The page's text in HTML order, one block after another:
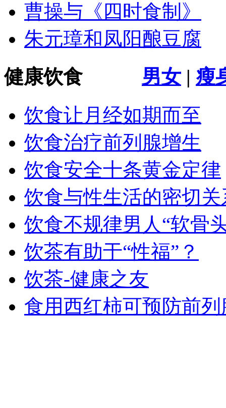
曹操与《四时食制》
朱元璋和凤阳酿豆腐
健康饮食 男女 | 瘦
饮食让月经如期而至
饮食治疗前列腺增生
饮食安全十条黄金定律
饮食与性生活的密切关
饮食不规律男人“软骨
饮茶有助于“性福”？
饮茶-健康之友
食用西红柿可预防前列